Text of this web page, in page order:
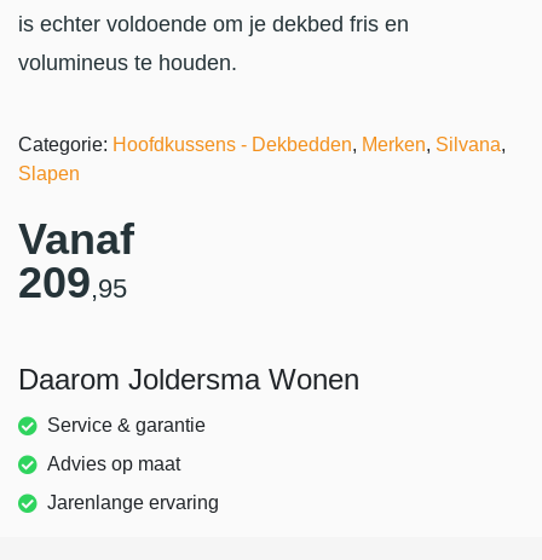
is echter voldoende om je dekbed fris en
volumineus te houden.
Categorie: Hoofdkussens - Dekbedden, Merken, Silvana,
Slapen
Vanaf
209,95
Daarom Joldersma Wonen
Service & garantie
Advies op maat
Jarenlange ervaring